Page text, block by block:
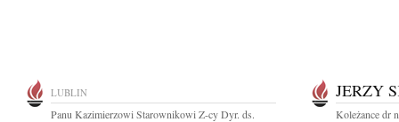
LUBLIN
Panu Kazimierzowi Starownikowi Z-cy Dyr. ds.
JERZY
Koleżance dr